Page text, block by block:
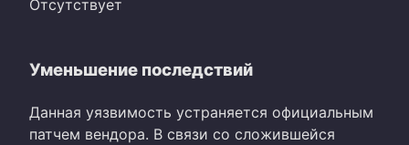
Отсутствует
Уменьшение последствий
Данная уязвимость устраняется официальным
патчем вендора. В связи со сложившейся